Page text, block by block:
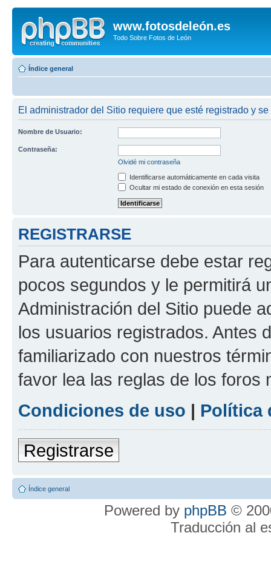
www.fotosdeleón.es
Todo Sobre Fotos de León
Índice general
El administrador del Sitio requiere que esté registrado y
Nombre de Usuario:
Contraseña:
Olvidé mi contraseña
Identificarse automáticamente en cada visita
Ocultar mi estado de conexión en esta sesión
REGISTRARSE
Para autenticarse debe estar
pocos segundos y le permitirá
Administración del Sitio puede
los usuarios registrados. Antes
familiarizado con nuestros
favor lea las reglas de los foros
Condiciones de uso | Política
Registrarse
Índice general
Powered by phpBB ©
Traducción al